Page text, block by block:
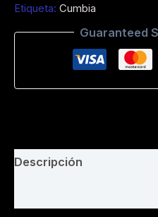
quedaré
Tus
6X8
PROD®2026)-
Bpm
Etiqueta: Cumbia
Guaranteed
Descripción